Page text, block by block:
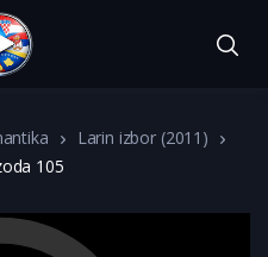
Larin izbor (2011)
105